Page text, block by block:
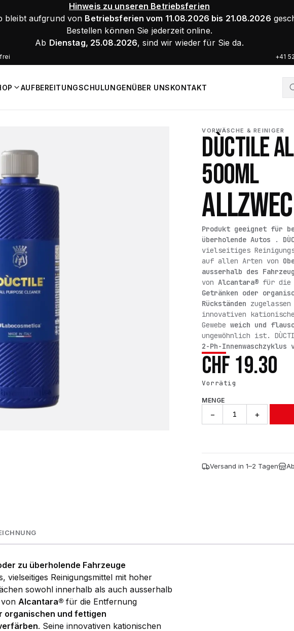
Hinweis zu unseren Betriebsferien
bleibt aufgrund von Betriebsferien vom 11.08.2026 bis 21.08.2026
Bestellen können Sie jederzeit online.
Ab Dienstag, 25.08.2026, sind wir wieder für Sie da.
+41
AUFBEREITUNGSCHULUNGENÜBER UNSKONTAKT
VORWÄSCHE & REINIGER
DÙCTILE
500ML
Produkt geeignet für
überholende Autos
.
vielseitiges
auf allen Arten von
ausserhalb des
vonAlcantara® für die
Getränken oder
Rückständen zugelassen
innovativen
Gewebeweich und
ungewöhnlich ist.
2-Ph-Innenwaschzyklus
CHF 19.30
Vorrätig
MENGE
−
ALLZWECKREINIGER
Menge
+
Versand in 1–2 Tagen
zu überholende Fahrzeuge
vielseitiges Reinigungsmittel mit hoher
sowohl innerhalb als auch ausserhalb
Alcantara® für die Entfernung
organischen und fettigen
. Seine innovativen kationischen